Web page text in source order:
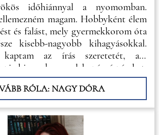
időhiánnyal a nyomomban.
magam. Hobbyként élem
és falást, mely gyermekkorom óta
kisebb-nagyobb kihagyásokkal.
kaptam az írás szeretetét, aki
ki a benne lakozó érzéseket,
pedig az olvasásét, akit kislány
könyvvel a kezében láttam
RÓLA: NAGY DÓRA